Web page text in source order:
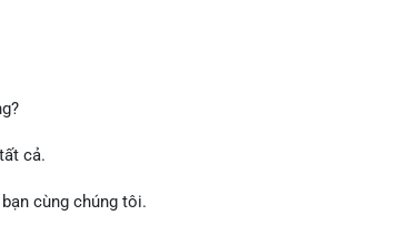
ra.
lẻ: Quan sát dòng tiền vào/ra các sàn lớn trong 24-
sử dụng đòn bẩy cao trong thời điểm này.
cả.
cùng chúng tôi.